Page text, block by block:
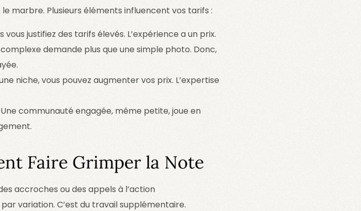
marbre. Plusieurs éléments influencent vos tarifs :
vous justifiez des tarifs élevés. L’expérience a un prix.
demande plus que une simple photo. Donc,
niche, vous pouvez augmenter vos prix. L’expertise
communauté engagée, même petite, joue en
Faire Grimper la Note
accroches ou des appels à l’action
variation. C’est du travail supplémentaire.